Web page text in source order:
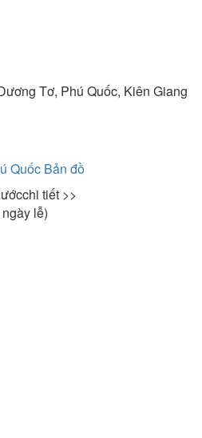
Tơ, Phú Quốc, Kiên Giang
Quốc Bản đồ
chi tiết >>
ngày lễ)